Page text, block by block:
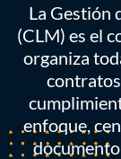
La Gestión
(CLM) es el
organiza
enfoque,
documento